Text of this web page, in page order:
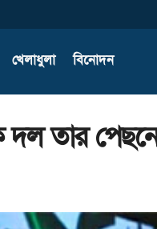
খেলাধুলা বিনোদন
দল তার